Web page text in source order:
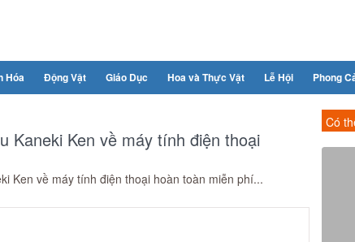
Hóa Động Vật Giáo Dục Hoa và Thực Vật Lễ Hội Phong
Kaneki Ken về máy tính điện thoại
Ken về máy tính điện thoại hoàn toàn miễn phí...
Có